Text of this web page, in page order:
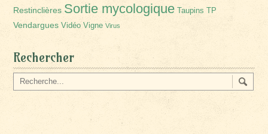
Restinclières Sortie mycologique Taupins TP
Vendargues Vidéo Vigne Virus
Rechercher